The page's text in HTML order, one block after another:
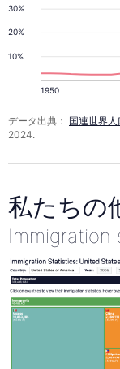
10%
20%
30%
1950
データ出典： 国連世界人
2024.
私たちの